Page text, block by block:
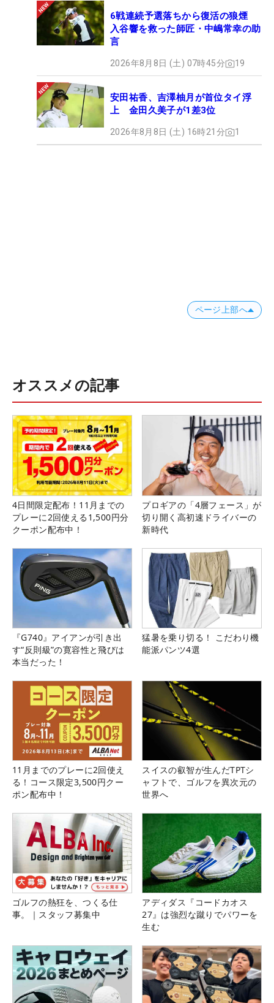
6戦連続予選落ちから復活の狼煙
入谷響を救った師匠・中嶋常幸の助
言
2026年8月8日 (土) 07時45分 19
安田祐香、吉澤柚月が首位タイ浮
上 金田久美子が1差3位
2026年8月8日 (土) 16時21分 1
ページ上部へ
オススメの記事
4日間限定配布！11月までの
プレーに2回使える1,500円分
クーポン配布中！
プロギアの「4層フェース」が
切り開く高初速ドライバーの
新時代
『G740』アイアンが引き出
す“反則級”の寛容性と飛びは
本当だった！
猛暑を乗り切る！ こだわり機
能派パンツ4選
11月までのプレーに2回使え
る！コース限定3,500円クー
ポン配布中！
スイスの叡智が生んだTPTシ
ャフトで、ゴルフを異次元の
世界へ
ゴルフの熱狂を、つくる仕
事。｜スタッフ募集中
アディダス『コードカオス
27』は強烈な蹴りでパワーを
生む